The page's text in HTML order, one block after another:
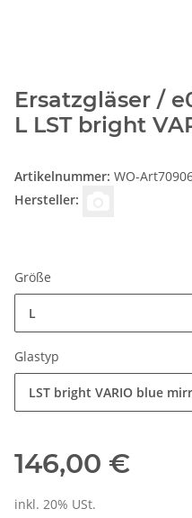
Ersatzgläser /
L LST bright
Artikelnummer: WO-
Hersteller:
Größe
L
Glastyp
LST bright VARIO blue
146,00 €
inkl. 20% USt.